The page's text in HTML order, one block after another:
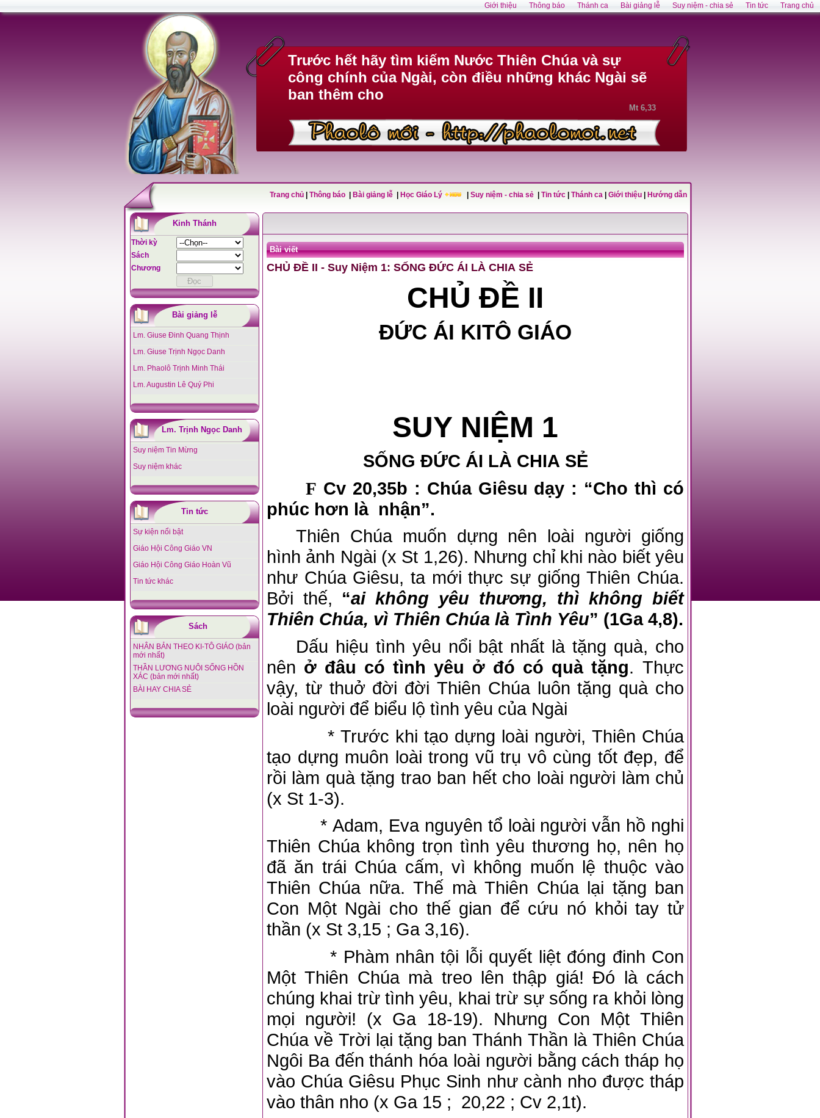
Trước hết hãy tìm kiếm Nước Thiên Chúa và sự
công chính của Ngài, còn điều những khác Ngài sẽ
ban thêm cho
Mt 6,33
Trang chủ Thông báo Bài giảng lễ Học Giáo Lý Suy niệm - chia sẻ Tin tức Thánh ca Giới thiệu Hướng dẫn
Kinh Thánh
Thời kỳ
Sách
Chương
Bài giảng lễ
Lm. Giuse Đinh Quang Thịnh
Lm. Giuse Trịnh Ngọc Danh
Lm. Phaolô Trịnh Minh Thái
Lm. Augustin Lê Quý Phi
Lm. Trịnh Ngọc Danh
Suy niệm Tin Mừng
Suy niệm khác
Tin tức
Sự kiện nổi bật
Giáo Hội Công Giáo VN
Giáo Hội Công Giáo Hoàn Vũ
Tin tức khác
Sách
NHÂN BẢN THEO KI-TÔ GIÁO (bản
mới nhất)
THẦN LƯƠNG NUÔI SỐNG HỒN
XÁC (bản mới nhất)
BÀI HAY CHIA SẺ
Bài viết
CHỦ ĐỀ II - Suy Niệm 1: SỐNG ĐỨC ÁI LÀ CHIA SẺ
CHỦ ĐỀ II
ĐỨC ÁI KITÔ GIÁO
SUY NIỆM 1
SỐNG ĐỨC ÁI LÀ CHIA SẺ
F Cv 20,35b : Chúa Giêsu dạy : “Cho thì có
phúc hơn là nhận”.
Thiên Chúa muốn dựng nên loài người giống
hình ảnh Ngài (x St 1,26). Nhưng chỉ khi nào biết yêu
như Chúa Giêsu, ta mới thực sự giống Thiên Chúa.
Bởi thế, “ai không yêu thương, thì không biết
Thiên Chúa, vì Thiên Chúa là Tình Yêu” (1Ga 4,8).
Dấu hiệu tình yêu nổi bật nhất là tặng quà, cho
nên ở đâu có tình yêu ở đó có quà tặng. Thực
vậy, từ thuở đời đời Thiên Chúa luôn tặng quà cho
loài người để biểu lộ tình yêu của Ngài
* Trước khi tạo dựng loài người, Thiên Chúa
tạo dựng muôn loài trong vũ trụ vô cùng tốt đẹp, để
rồi làm quà tặng trao ban hết cho loài người làm chủ
(x St 1-3).
* Adam, Eva nguyên tổ loài người vẫn hồ nghi
Thiên Chúa không trọn tình yêu thương họ, nên họ
đã ăn trái Chúa cấm, vì không muốn lệ thuộc vào
Thiên Chúa nữa. Thế mà Thiên Chúa lại tặng ban
Con Một Ngài cho thế gian để cứu nó khỏi tay tử
thần (x St 3,15 ; Ga 3,16).
* Phàm nhân tội lỗi quyết liệt đóng đinh Con
Một Thiên Chúa mà treo lên thập giá! Đó là cách
chúng khai trừ tình yêu, khai trừ sự sống ra khỏi lòng
mọi người! (x Ga 18-19). Nhưng Con Một Thiên
Chúa về Trời lại tặng ban Thánh Thần là Thiên Chúa
Ngôi Ba đến thánh hóa loài người bằng cách tháp họ
vào Chúa Giêsu Phục Sinh như cành nho được tháp
vào thân nho (x Ga 15 ; 20,22 ; Cv 2,1t).
Trang chủ
Tin tức
Suy niệm - chia sẻ
Bài giảng lễ
Thánh ca
Thông báo
Giới thiệu